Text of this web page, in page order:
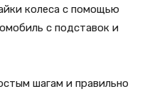
колеса с помощью
с подставок и
шагам и правильно